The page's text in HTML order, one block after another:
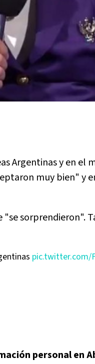
Argentinas y en el
muy bien" y
sorprendieron".
pic.twitter.com/
personal en